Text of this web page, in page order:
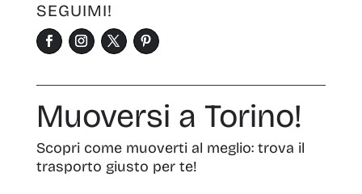
SEGUIMI!
Muoversi a Torino!
Scopri come muoverti al meglio: trova il
trasporto giusto per te!